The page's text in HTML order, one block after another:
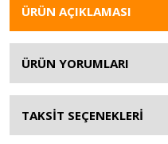
ÜRÜN AÇIKLAMASI
ÜRÜN YORUMLARI
TAKSİT SEÇENEKLERİ